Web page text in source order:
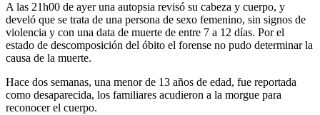
A las 21h00 de ayer una autopsia revisó su cabeza y cuerpo, y
develó que se trata de una persona de sexo femenino, sin signos de
violencia y con una data de muerte de entre 7 a 12 días. Por el
estado de descomposición del óbito el forense no pudo determinar la
causa de la muerte.
Hace dos semanas, una menor de 13 años de edad, fue reportada
como desaparecida, los familiares acudieron a la morgue para
reconocer el cuerpo.